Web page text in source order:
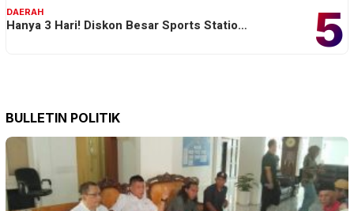
5
DAERAH
Hanya 3 Hari! Diskon Besar Sports Statio…
BULLETIN POLITIK